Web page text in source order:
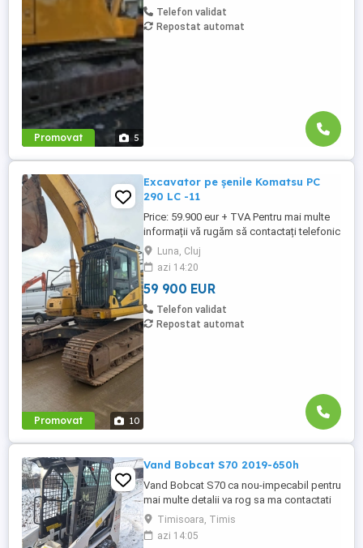
Promovat 5
rapidă instalație de picon instalație ...
Telefon validat
Repostat automat
Promovat 10
Excavator pe șenile Komatsu PC
290 LC -11
Price: 59.900 eur + TVA Pentru mai multe
informații vă rugăm să contactați telefonic
la numerele: tel: 0743 131 559 sau: 0751
268 586 Excavator pe șenile Komatsu PC
290 LC -11 An Fabricație : 2018 Ore de
funcționare: 9.144 h Dotari: 30.5 tone cupă
1.8 mc instalație de picon instalație ...
Luna, Cluj
azi 14:20
59 900 EUR
Telefon validat
Repostat automat
Vand Bobcat S70 2019-650h
Vand Bobcat S70 ca nou-impecabil pentru
mai multe detalii va rog sa ma contactati
Timisoara, Timis
azi 14:05